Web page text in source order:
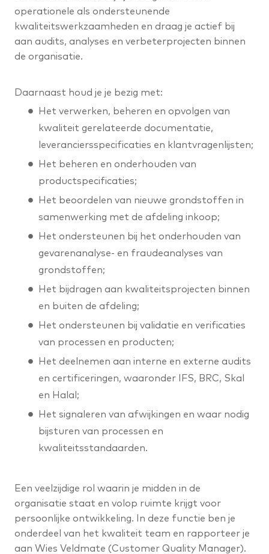
operationele als ondersteunende
kwaliteitswerkzaamheden en draag je actief bij
aan audits, analyses en verbeterprojecten binnen
de organisatie.
Daarnaast houd je je bezig met:
Het verwerken, beheren en opvolgen van
kwaliteit gerelateerde documentatie,
leveranciersspecificaties en klantvragenlijsten;
Het beheren en onderhouden van
productspecificaties;
Het beoordelen van nieuwe grondstoffen in
samenwerking met de afdeling inkoop;
Het ondersteunen bij het onderhouden van
gevarenanalyse- en fraudeanalyses van
grondstoffen;
Het bijdragen aan kwaliteitsprojecten binnen
en buiten de afdeling;
Het ondersteunen bij validatie en verificaties
van processen en producten;
Het deelnemen aan interne en externe audits
en certificeringen, waaronder IFS, BRC, Skal
en Halal;
Het signaleren van afwijkingen en waar nodig
bijsturen van processen en
kwaliteitsstandaarden.
Een veelzijdige rol waarin je midden in de
organisatie staat en volop ruimte krijgt voor
persoonlijke ontwikkeling. In deze functie ben je
onderdeel van het kwaliteit team en rapporteer je
aan Wies Veldmate (Customer Quality Manager).